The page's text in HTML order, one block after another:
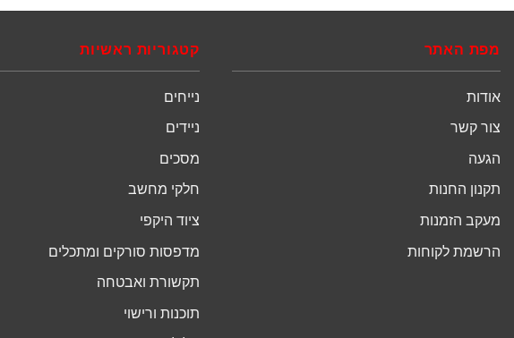
מפת האתר
אודות
צור קשר
הגעה
תקנון החנות
מעקב הזמנות
הרשמת לקוחות
קטגוריות ראשיות
נייחים
ניידים
מסכים
חלקי מחשב
ציוד היקפי
מדפסות סורקים ומתכלים
תקשורת ואבטחה
תוכנות ורישוי